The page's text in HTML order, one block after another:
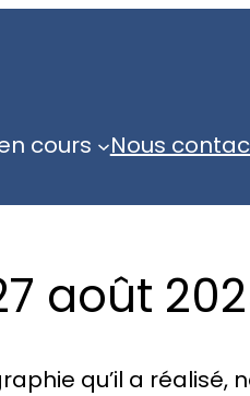
cours Nous
août
qu’il a réalisé,